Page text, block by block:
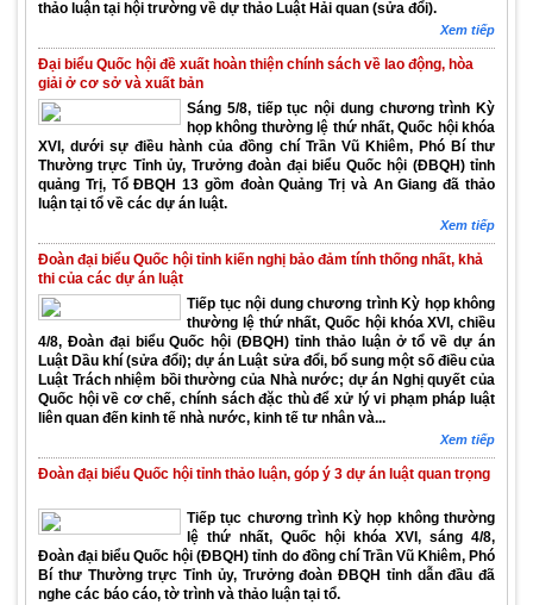
thảo luận tại hội trường về dự thảo Luật Hải quan (sửa đổi).
Xem tiếp
Đại biểu Quốc hội đề xuất hoàn thiện chính sách về lao động, hòa
giải ở cơ sở và xuất bản
Sáng 5/8, tiếp tục nội dung chương trình Kỳ
họp không thường lệ thứ nhất, Quốc hội khóa
XVI, dưới sự điều hành của đồng chí Trần Vũ Khiêm, Phó Bí thư
Thường trực Tỉnh ủy, Trưởng đoàn đại biểu Quốc hội (ĐBQH) tỉnh
quảng Trị, Tổ ĐBQH 13 gồm đoàn Quảng Trị và An Giang đã thảo
luận tại tổ về các dự án luật.
Xem tiếp
Đoàn đại biểu Quốc hội tỉnh kiến nghị bảo đảm tính thống nhất, khả
thi của các dự án luật
Tiếp tục nội dung chương trình Kỳ họp không
thường lệ thứ nhất, Quốc hội khóa XVI, chiều
4/8, Đoàn đại biểu Quốc hội (ĐBQH) tỉnh thảo luận ở tổ về dự án
Luật Dầu khí (sửa đổi); dự án Luật sửa đổi, bổ sung một số điều của
Luật Trách nhiệm bồi thường của Nhà nước; dự án Nghị quyết của
Quốc hội về cơ chế, chính sách đặc thù để xử lý vi phạm pháp luật
liên quan đến kinh tế nhà nước, kinh tế tư nhân và...
Xem tiếp
Đoàn đại biểu Quốc hội tỉnh thảo luận, góp ý 3 dự án luật quan trọng
Tiếp tục chương trình Kỳ họp không thường
lệ thứ nhất, Quốc hội khóa XVI, sáng 4/8,
Đoàn đại biểu Quốc hội (ĐBQH) tỉnh do đồng chí Trần Vũ Khiêm, Phó
Bí thư Thường trực Tỉnh ủy, Trưởng đoàn ĐBQH tỉnh dẫn đầu đã
nghe các báo cáo, tờ trình và thảo luận tại tổ.